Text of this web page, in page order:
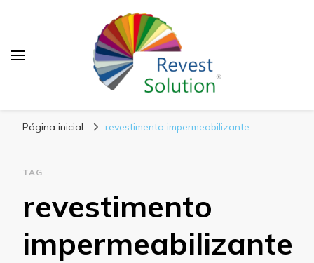
Página inicial revestimento impermeabilizante
TAG
revestimento
impermeabilizante